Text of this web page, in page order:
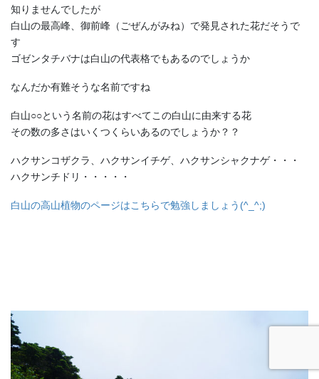
知りませんでしたが
白山の最高峰、御前峰（ごぜんがみね）で発見された花だそうで
す
ゴゼンタチバナは白山の代表格でもあるのでしょうか
なんだか有難そうな名前ですね
白山○○という名前の花はすべてこの白山に由来する花
その数の多さはいくつくらいあるのでしょうか？？
ハクサンコザクラ、ハクサンイチゲ、ハクサンシャクナゲ・・・
ハクサンチドリ・・・・・
白山の高山植物のページはこちらで勉強しましょう(^_^;)